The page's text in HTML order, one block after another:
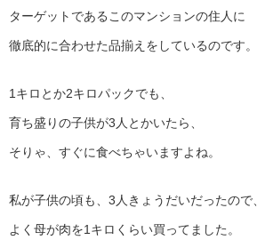
ターゲットであるこのマンションの住人に
徹底的に合わせた品揃えをしているのです。
1キロとか2キロパックでも、
育ち盛りの子供が3人とかいたら、
そりゃ、すぐに食べちゃいますよね。
私が子供の頃も、3人きょうだいだったので、
よく母が肉を1キロくらい買ってました。